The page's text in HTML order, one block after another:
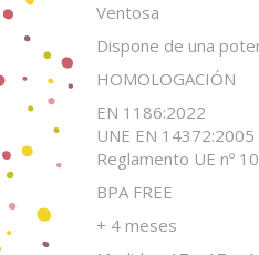
Ventosa
Dispone de una
HOMOLOGACIÓN
EN 1186:2022
UNE EN 14372:2005
Reglamento UE nº
BPA FREE
+ 4 meses